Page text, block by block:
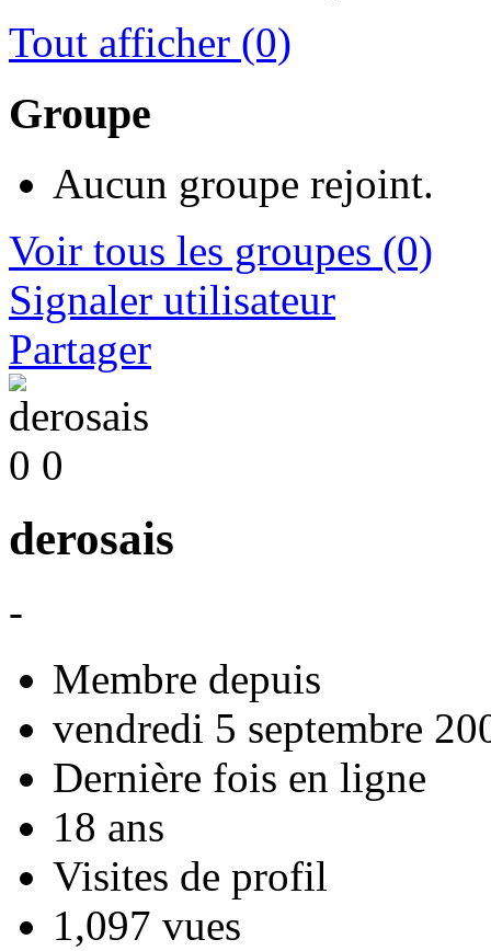
Tout afficher (0)
Groupe
Aucun groupe rejoint.
Voir tous les groupes (0)
Signaler utilisateur
Partager
0 0
derosais
-
Membre depuis
vendredi 5 septembre
Dernière fois en ligne
18 ans
Visites de profil
1,097 vues